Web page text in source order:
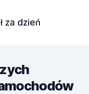
za dzień